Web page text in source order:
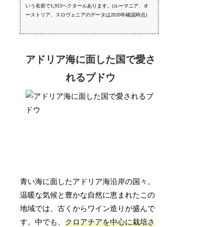
いう名前で1,913ヘクタールあります。(ルーマニア、オ
ーストリア、スロヴェニアのデータは2020年確認時点)
アドリア海に面した国で愛さ
れるブドウ
青い海に面したアドリア海沿岸の国々。
温暖な気候と豊かな自然に恵まれたこの
地域では、古くからワイン造りが盛んで
す。中でも、クロアチアを中心に栽培さ